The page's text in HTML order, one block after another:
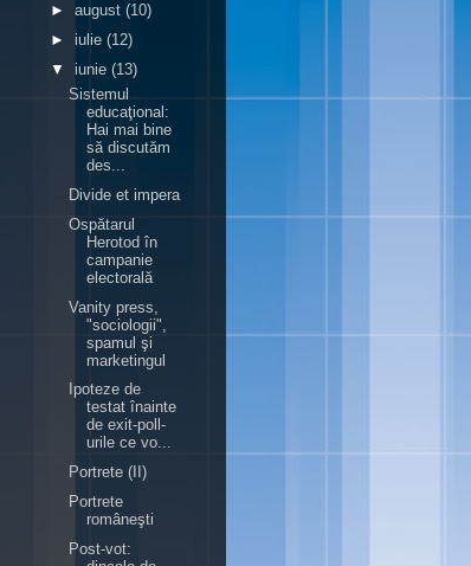
► august (10)
► iulie (12)
▼ iunie (13)
Sistemul
educaţional:
Hai mai bine
să discutăm
des...
Divide et impera
Ospătarul
Herotod în
campanie
electorală
Vanity press,
"sociologii",
spamul şi
marketingul
Ipoteze de
testat înainte
de exit-poll-
urile ce vo...
Portrete (II)
Portrete
româneşti
Post-vot: